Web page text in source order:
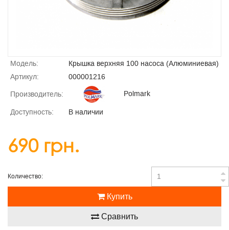
Модель:
Крышка верхняя 100 насоса (Алюминиевая)
Артикул:
000001216
Производитель: Polmark
Доступность: В наличии
690 грн.
Количество:
Купить
Сравнить